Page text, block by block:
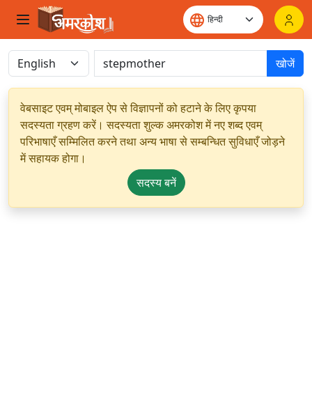
खोजें
वेबसाइट एवम् मोबाइल ऐप से विज्ञापनों को हटाने के लिए कृपया
सदस्यता ग्रहण करें। सदस्यता शुल्क अमरकोश में नए शब्द एवम्
परिभाषाएँ सम्मिलित करने तथा अन्य भाषा से सम्बन्धित सुविधाएँ जोड़ने
में सहायक होगा।
सदस्य बनें